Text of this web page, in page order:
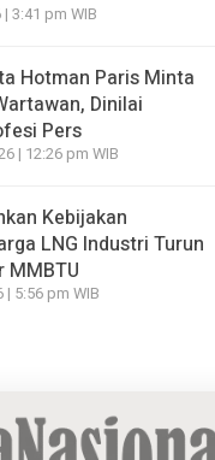
3:41 pm WIB
Hotman Paris Minta
Dinilai
Pers
| 12:26 pm WIB
Kebijakan
LNG Industri Turun
MMBTU
| 5:56 pm WIB